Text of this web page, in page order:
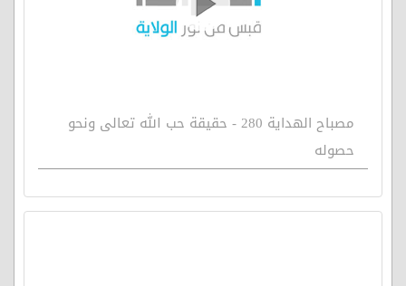
مصباح الهداية 280 - حقيقة حب الله تعالى ونحو
حصوله